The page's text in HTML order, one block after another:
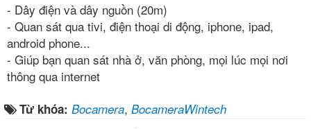
- Dây điện và dây nguồn (20m)
- Quan sát qua tivi, điện thoại di động, iphone, ipad,
android phone...
- Giúp bạn quan sát nhà ở, văn phòng, mọi lúc mọi nơi
thông qua internet
Từ khóa: Bocamera, BocameraWintech